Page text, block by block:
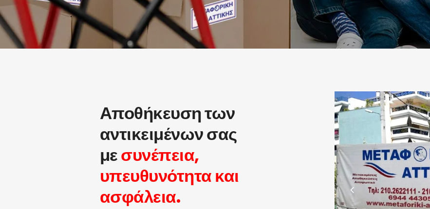
Αποθήκευση των
αντικειμένων σας
μεσυνέπεια,
υπευθυνότητα και
ασφάλεια.